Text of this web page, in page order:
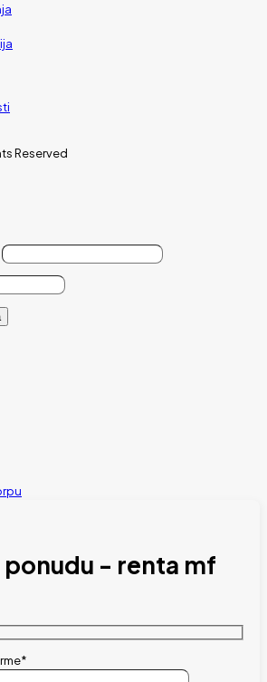
Reserved
ponudu - renta mf